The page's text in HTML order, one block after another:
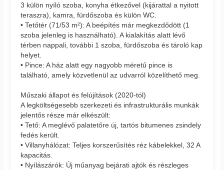
3 külön nyíló szoba, konyha étkezővel (kijárattal a nyitott
teraszra), kamra, fürdőszoba és külön WC.
• Tetőtér (71/53 m²): A beépítés már megkezdődött (1
szoba jelenleg is használható). A kialakítás alatt lévő
térben nappali, további 1 szoba, fürdőszoba és tároló kap
helyet.
• Pince: A ház alatt egy nagyobb méretű pince is
található, amely közvetlenül az udvarról közelíthető meg.
Műszaki állapot és felújítások (2020-tól)
A legköltségesebb szerkezeti és infrastrukturális munkák
jelentős része már elkészült:
• Tető: A meglévő palatetőre új, tartós bitumenes zsindely
fedés került.
• Villanyhálózat: Teljes korszerűsítés réz kábelekkel, 32 A
kapacitás.
• Nyílászárók: Új műanyag bejárati ajtók és részleges